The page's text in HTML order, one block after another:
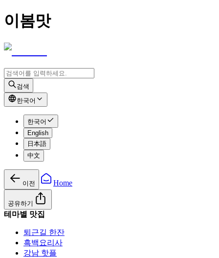
이봄맛
검색
한국어
한국어
English
日本語
中文
이전 Home
공유하기
테마별 맛집
퇴근길 한잔
흑백요리사
강남 핫플